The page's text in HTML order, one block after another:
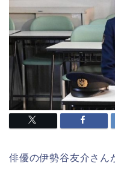
俳優の伊勢谷友介さん